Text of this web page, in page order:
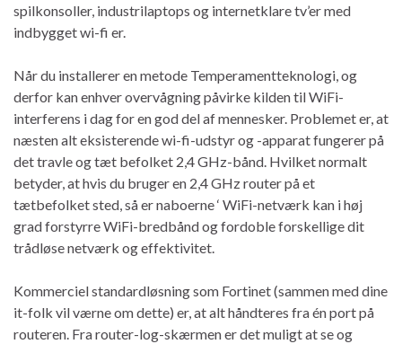
spilkonsoller, industrilaptops og internetklare tv’er med
indbygget wi-fi er.
Når du installerer en metode Temperamentteknologi, og
derfor kan enhver overvågning påvirke kilden til WiFi-
interferens i dag for en god del af mennesker. Problemet er, at
næsten alt eksisterende wi-fi-udstyr og -apparat fungerer på
det travle og tæt befolket 2,4 GHz-bånd. Hvilket normalt
betyder, at hvis du bruger en 2,4 GHz router på et
tætbefolket sted, så er naboerne ‘ WiFi-netværk kan i høj
grad forstyrre WiFi-bredbånd og fordoble forskellige dit
trådløse netværk og effektivitet.
Kommerciel standardløsning som Fortinet (sammen med dine
it-folk vil værne om dette) er, at alt håndteres fra én port på
routeren. Fra router-log-skærmen er det muligt at se og